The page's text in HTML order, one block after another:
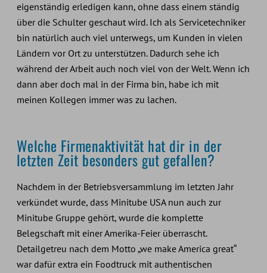
eigenständig erledigen kann, ohne dass einem ständig
über die Schulter geschaut wird. Ich als Servicetechniker
bin natürlich auch viel unterwegs, um Kunden in vielen
Ländern vor Ort zu unterstützen. Dadurch sehe ich
während der Arbeit auch noch viel von der Welt. Wenn ich
dann aber doch mal in der Firma bin, habe ich mit
meinen Kollegen immer was zu lachen.
Welche Firmenaktivität hat dir in der
letzten Zeit besonders gut gefallen?
Nachdem in der Betriebsversammlung im letzten Jahr
verkündet wurde, dass Minitube USA nun auch zur
Minitube Gruppe gehört, wurde die komplette
Belegschaft mit einer Amerika-Feier überrascht.
Detailgetreu nach dem Motto „we make America great“
war dafür extra ein Foodtruck mit authentischen